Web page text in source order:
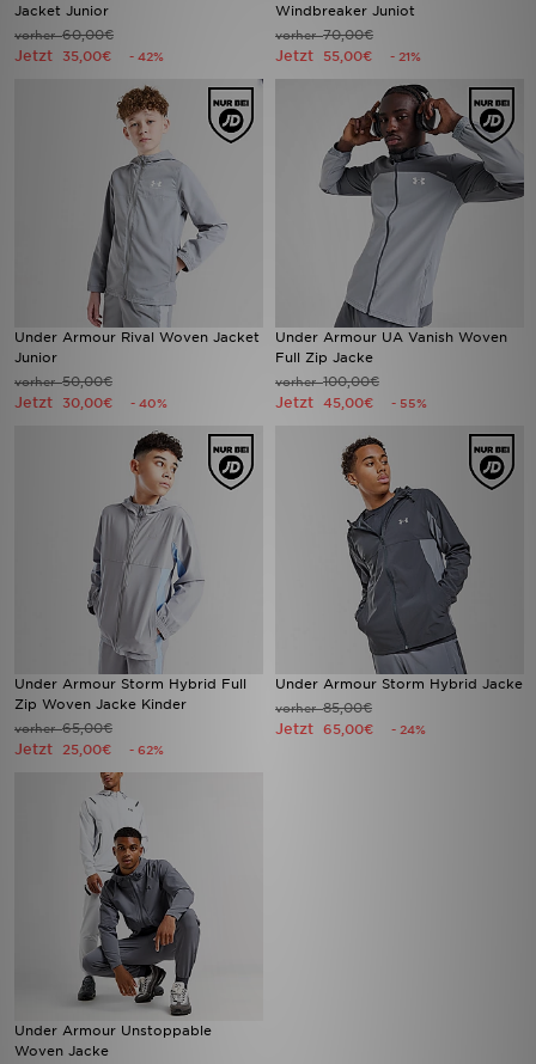
Jacket Junior
vorher60,00€
Jetzt 35,00€ - 42%
Windbreaker Juniot
vorher70,00€
Jetzt 55,00€ - 21%
Under Armour Rival Woven Jacket
Junior
vorher50,00€
Jetzt 30,00€ - 40%
Under Armour UA Vanish Woven
Full Zip Jacke
vorher100,00€
Jetzt 45,00€ - 55%
Under Armour Storm Hybrid Full
Zip Woven Jacke Kinder
vorher65,00€
Jetzt 25,00€ - 62%
Under Armour Storm Hybrid Jacke
vorher85,00€
Jetzt 65,00€ - 24%
Under Armour Unstoppable
Woven Jacke
Blog